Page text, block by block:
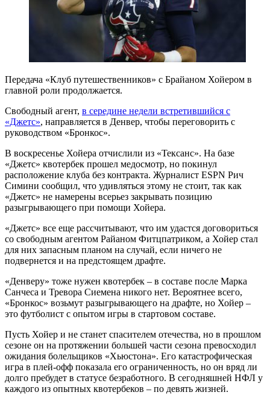
Передача «Клуб путешественников» с Брайаном Хойером в
главной роли продолжается.
Свободный агент, в середине недели встретившийся с
«Джетс», направляется в Денвер, чтобы переговорить с
руководством «Бронкос».
В воскресенье Хойера отчислили из «Тексанс». На базе
«Джетс» квотербек прошел медосмотр, но покинул
расположение клуба без контракта. Журналист ESPN Рич
Симини сообщил, что удивляться этому не стоит, так как
«Джетс» не намерены всерьез закрывать позицию
разыгрывающего при помощи Хойера.
«Джетс» все еще рассчитывают, что им удастся договориться
со свободным агентом Райаном Фитцпатриком, а Хойер стал
для них запасным планом на случай, если ничего не
подвернется и на предстоящем драфте.
«Денверу» тоже нужен квотербек – в составе после Марка
Санчеса и Тревора Сиемена никого нет. Вероятнее всего,
«Бронкос» возьмут разыгрывающего на драфте, но Хойер –
это футболист с опытом игры в стартовом составе.
Пусть Хойер и не станет спасителем отечества, но в прошлом
сезоне он на протяжении большей части сезона превосходил
ожидания болельщиков «Хьюстона». Его катастрофическая
игра в плей-офф показала его ограниченность, но он вряд ли
долго пребудет в статусе безработного. В сегодняшней НФЛ у
каждого из опытных квотербеков – по девять жизней.